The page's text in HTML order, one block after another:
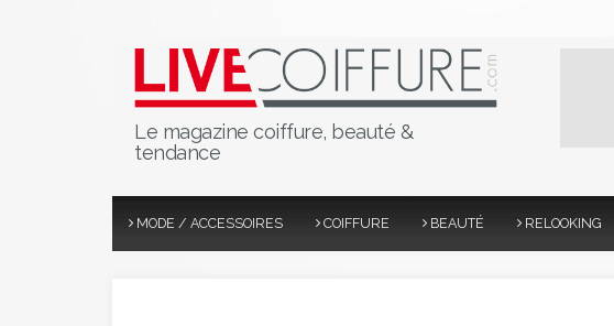
Le magazine coiffure, beauté &
tendance
MODE / ACCESSOIRES COIFFURE BEAUTÉ RELOOKING